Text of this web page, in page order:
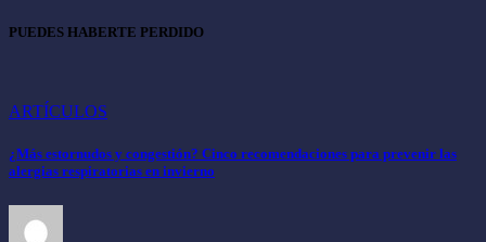
PUEDES HABERTE PERDIDO
ARTÍCULOS
¿Más estornudos y congestión? Cinco recomendaciones para prevenir las
alergias respiratorias en invierno